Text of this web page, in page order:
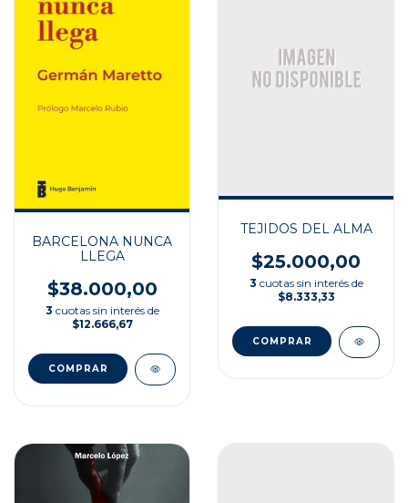
BARCELONA NUNCA
LLEGA
$38.000,00
3 cuotas sin interés de
$12.666,67
TEJIDOS DEL ALMA
$25.000,00
3 cuotas sin interés de
$8.333,33